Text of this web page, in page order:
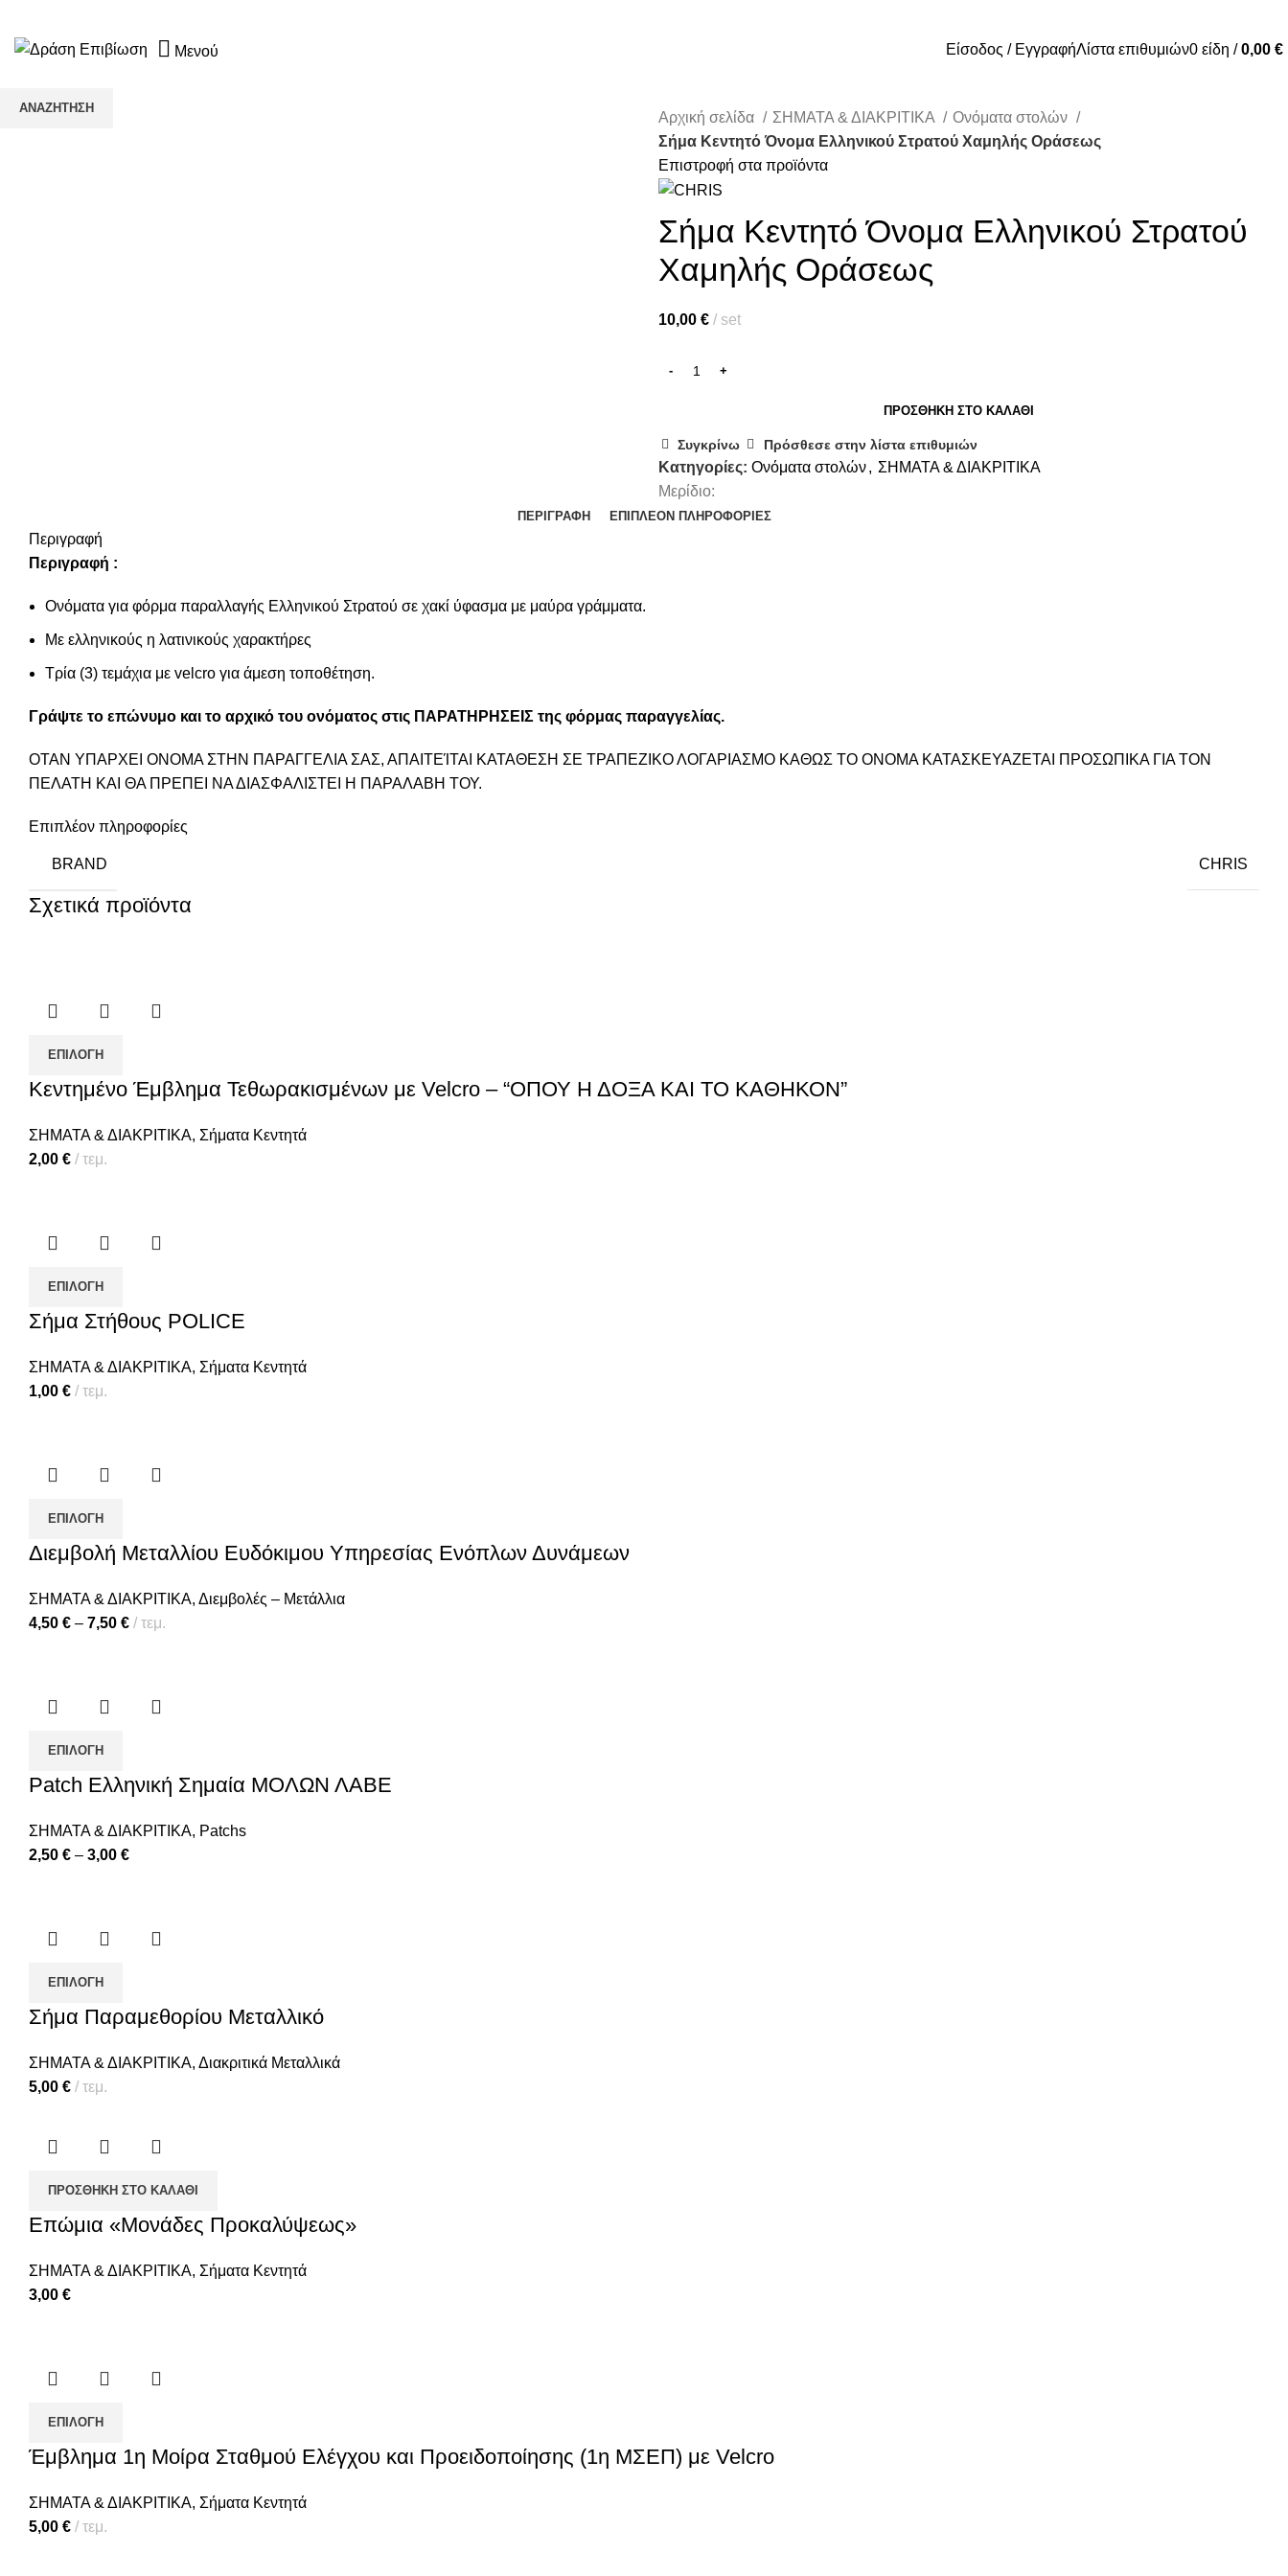
Μενού Είσοδος / ΕγγραφήΛίστα επιθυμιών0 είδη / 0,00 €
Αρχική σελίδα ΣΗΜΑΤΑ & ΔΙΑΚΡΙΤΙΚΑ
Ονόματα στολών
Σήμα Κεντητό Όνομα Ελληνικού Στρατού Χαμηλής Οράσεως
Επιστροφή στα προϊόντα
Σήμα Κεντητό Όνομα Ελληνικού Στρατού
Χαμηλής Οράσεως
10,00 € set
ΠΡΟΣΘΉΚΗ ΣΤΟ ΚΑΛΆΘΙ
Συγκρίνω Πρόσθεσε στην λίστα επιθυμιών
Κατηγορίες: Ονόματα στολών, ΣΗΜΑΤΑ & ΔΙΑΚΡΙΤΙΚΑ
Μερίδιο:
ΠΕΡΙΓΡΑΦΉ ΕΠΙΠΛΈΟΝ ΠΛΗΡΟΦΟΡΊΕΣ
Περιγραφή
Περιγραφή :
Ονόματα για φόρμα παραλλαγής Ελληνικού Στρατού σε χακί ύφασμα με μαύρα γράμματα.
Με ελληνικούς η λατινικούς χαρακτήρες
Τρία (3) τεμάχια με velcro για άμεση τοποθέτηση.
Γράψτε το επώνυμο και το αρχικό του ονόματος στις ΠΑΡΑΤΗΡΗΣΕΙΣ της φόρμας παραγγελίας.
ΟΤΑΝ ΥΠΑΡΧΕΙ ΟΝΟΜΑ ΣΤΗΝ ΠΑΡΑΓΓΕΛΙΑ ΣΑΣ, ΑΠΑΙΤΕΊΤΑΙ ΚΑΤΑΘΕΣΗ ΣΕ ΤΡΑΠΕΖΙΚΟ ΛΟΓΑΡΙΑΣΜΟ ΚΑΘΩΣ ΤΟ ΟΝΟΜΑ ΚΑΤΑΣΚΕΥΑΖΕΤΑΙ ΠΡΟΣΩΠΙΚΑ ΓΙΑ ΤΟΝ
ΠΕΛΑΤΗ ΚΑΙ ΘΑ ΠΡΕΠΕΙ ΝΑ ΔΙΑΣΦΑΛΙΣΤΕΙ Η ΠΑΡΑΛΑΒΗ ΤΟΥ.
Επιπλέον πληροφορίες
BRAND CHRIS
Σχετικά προϊόντα
ΕΠΙΛΟΓΉ
Κεντημένο Έμβλημα Τεθωρακισμένων με Velcro – “ΟΠΟΥ Η ΔΟΞΑ ΚΑΙ ΤΟ ΚΑΘΗΚΟΝ”
ΣΗΜΑΤΑ & ΔΙΑΚΡΙΤΙΚΑ, Σήματα Κεντητά
2,00 € τεμ.
ΕΠΙΛΟΓΉ
Σήμα Στήθους POLICE
ΣΗΜΑΤΑ & ΔΙΑΚΡΙΤΙΚΑ, Σήματα Κεντητά
1,00 € τεμ.
ΕΠΙΛΟΓΉ
Διεμβολή Μεταλλίου Ευδόκιμου Υπηρεσίας Ενόπλων Δυνάμεων
ΣΗΜΑΤΑ & ΔΙΑΚΡΙΤΙΚΑ, Διεμβολές – Μετάλλια
4,50 € – 7,50 € τεμ.
ΕΠΙΛΟΓΉ
Patch Ελληνική Σημαία ΜΟΛΩΝ ΛΑΒΕ
ΣΗΜΑΤΑ & ΔΙΑΚΡΙΤΙΚΑ, Patchs
2,50 € – 3,00 €
ΕΠΙΛΟΓΉ
Σήμα Παραμεθορίου Μεταλλικό
ΣΗΜΑΤΑ & ΔΙΑΚΡΙΤΙΚΑ, Διακριτικά Μεταλλικά
5,00 € τεμ.
ΠΡΟΣΘΉΚΗ ΣΤΟ ΚΑΛΆΘΙ
Επώμια «Μονάδες Προκαλύψεως»
ΣΗΜΑΤΑ & ΔΙΑΚΡΙΤΙΚΑ, Σήματα Κεντητά
3,00 €
ΕΠΙΛΟΓΉ
Έμβλημα 1η Μοίρα Σταθμού Ελέγχου και Προειδοποίησης (1η ΜΣΕΠ) με Velcro
ΣΗΜΑΤΑ & ΔΙΑΚΡΙΤΙΚΑ, Σήματα Κεντητά
5,00 € τεμ.
ΑΝΑΖΉΤΗΣΗ